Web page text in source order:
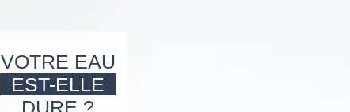
VOTRE EAU
EST-ELLE
DURE ?